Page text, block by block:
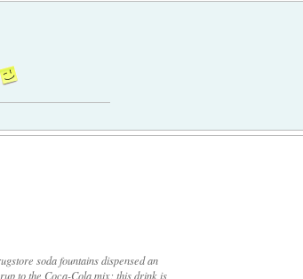
soda fountains dispensed an
to the Coca-Cola mix; this drink is